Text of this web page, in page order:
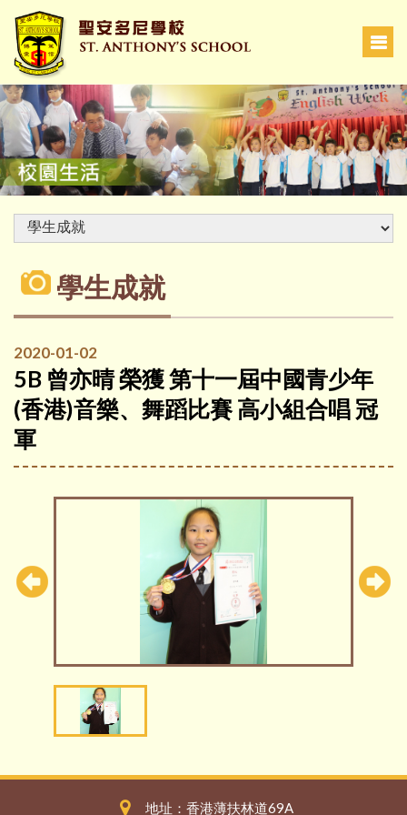
學生成就
2020-01-02
5B 曾亦晴 榮獲 第十一屆中國青少年
(香港)音樂、舞蹈比賽 高小組合唱 冠
軍
地址：香港薄扶林道69A